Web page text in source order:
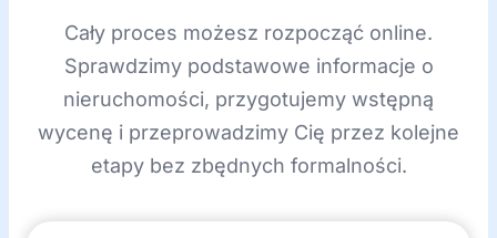
Cały proces możesz rozpocząć online.
Sprawdzimy podstawowe informacje o
nieruchomości, przygotujemy wstępną
wycenę i przeprowadzimy Cię przez kolejne
etapy bez zbędnych formalności.